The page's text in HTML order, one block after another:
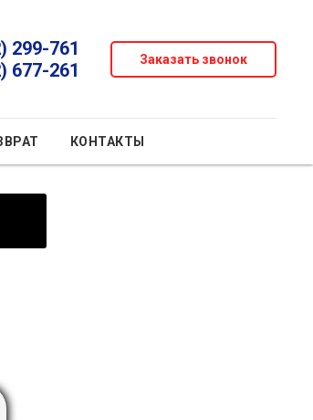
299-761
677-261
Заказать звонок
КОНТАКТЫ